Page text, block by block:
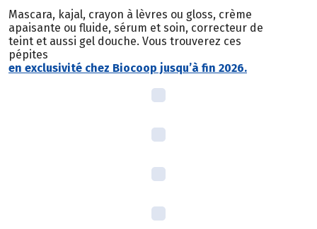
Mascara, kajal, crayon à lèvres ou gloss, crème
apaisante ou fluide, sérum et soin, correcteur de
teint et aussi gel douche. Vous trouverez ces
pépites
en exclusivité chez Biocoop jusqu’à fin 2026.